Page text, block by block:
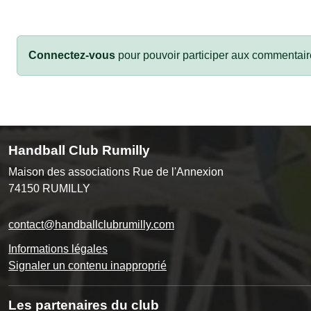
Connectez-vous pour pouvoir participer aux
Handball Club Rumilly
Maison des associations Rue de l'Annexion
74150 RUMILLY
contact@handballclubrumilly.com
Informations légales
Signaler un contenu inapproprié
Les partenaires du club